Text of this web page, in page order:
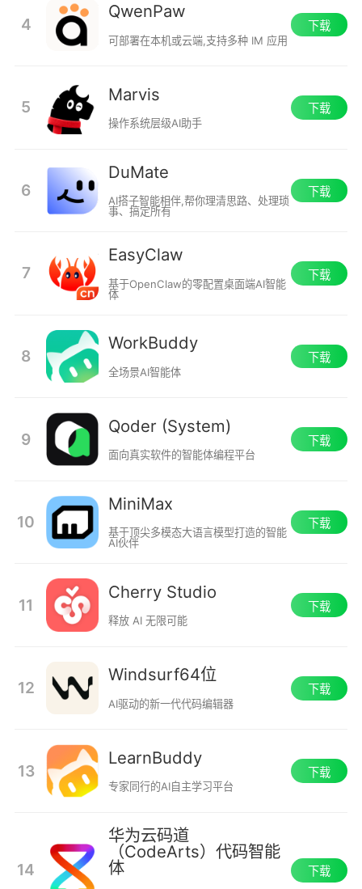
4
QwenPaw
可部署在本机或云端,支持多种 IM 应用
下载
5
Marvis
操作系统层级AI助手
下载
6
DuMate
AI搭子智能相伴,帮你理清思路、处理琐
事、搞定所有
下载
7
EasyClaw
基于OpenClaw的零配置桌面端AI智能
体
下载
8
WorkBuddy
全场景AI智能体
下载
9
Qoder (System)
面向真实软件的智能体编程平台
下载
10
MiniMax
基于顶尖多模态大语言模型打造的智能
AI伙伴
下载
11
Cherry Studio
释放 AI 无限可能
下载
12
Windsurf64位
AI驱动的新一代代码编辑器
下载
13
LearnBuddy
专家同行的AI自主学习平台
下载
14
华为云码道
（CodeArts）代码智能
体
下载